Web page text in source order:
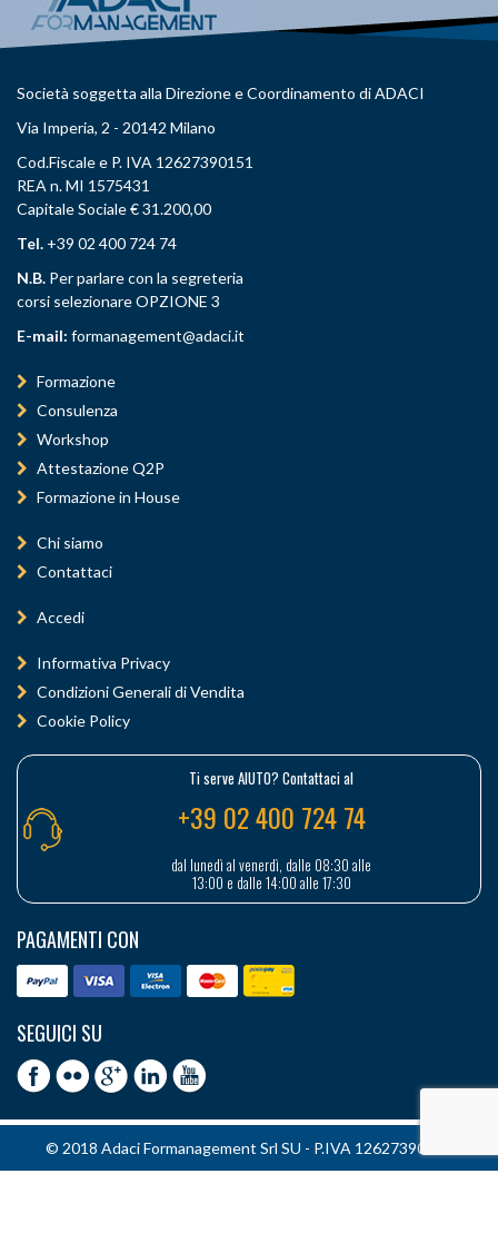
Società soggetta alla Direzione e Coordinamento di ADACI
Via Imperia, 2 - 20142 Milano
Cod.Fiscale e P. IVA 12627390151
REA n. MI 1575431
Capitale Sociale € 31.200,00
Tel. +39 02 400 724 74
N.B. Per parlare con la segreteria
corsi selezionare OPZIONE 3
E-mail: formanagement@adaci.it
Formazione
Consulenza
Workshop
Attestazione Q2P
Formazione in House
Chi siamo
Contattaci
Accedi
Informativa Privacy
Condizioni Generali di Vendita
Cookie Policy
Ti serve AIUTO? Contattaci al
+39 02 400 724 74
dal lunedì al venerdì, dalle 08:30 alle
13:00 e dalle 14:00 alle 17:30
PAGAMENTI CON
SEGUICI SU
© 2018 Adaci Formanagement Srl SU - P.IVA 12627390151